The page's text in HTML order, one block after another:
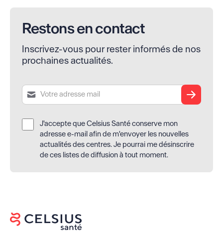
Restons en contact
Inscrivez-vous pour rester informés de nos
prochaines actualités.
J'accepte que Celsius Santé conserve mon
adresse e-mail afin de m'envoyer les nouvelles
actualités des centres. Je pourrai me désinscrire
de ces listes de diffusion à tout moment.